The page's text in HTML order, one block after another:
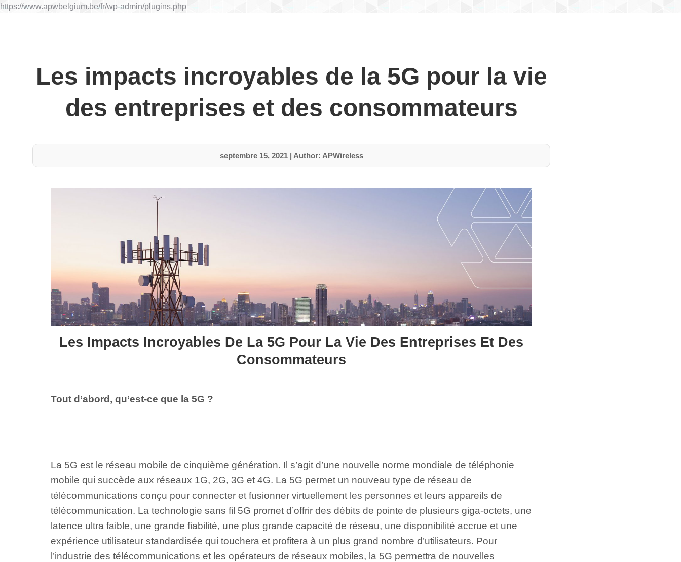
https://www.apwbelgium.be/fr/wp-admin/plugins.php
Les impacts incroyables de la 5G pour la vie
des entreprises et des consommateurs
septembre 15, 2021| Author: APWireless
Les Impacts Incroyables De La 5G Pour La Vie Des Entreprises Et Des
Consommateurs
Tout d’abord, qu’est-ce que la 5G ?
La 5G est le réseau mobile de cinquième génération. Il s’agit d’une nouvelle norme mondiale de téléphonie
mobile qui succède aux réseaux 1G, 2G, 3G et 4G. La 5G permet un nouveau type de réseau de
télécommunications conçu pour connecter et fusionner virtuellement les personnes et leurs appareils de
télécommunication. La technologie sans fil 5G promet d’offrir des débits de pointe de plusieurs giga-octets, une
latence ultra faible, une grande fiabilité, une plus grande capacité de réseau, une disponibilité accrue et une
expérience utilisateur standardisée qui touchera et profitera à un plus grand nombre d’utilisateurs. Pour
l’industrie des télécommunications et les opérateurs de réseaux mobiles, la 5G permettra de nouvelles